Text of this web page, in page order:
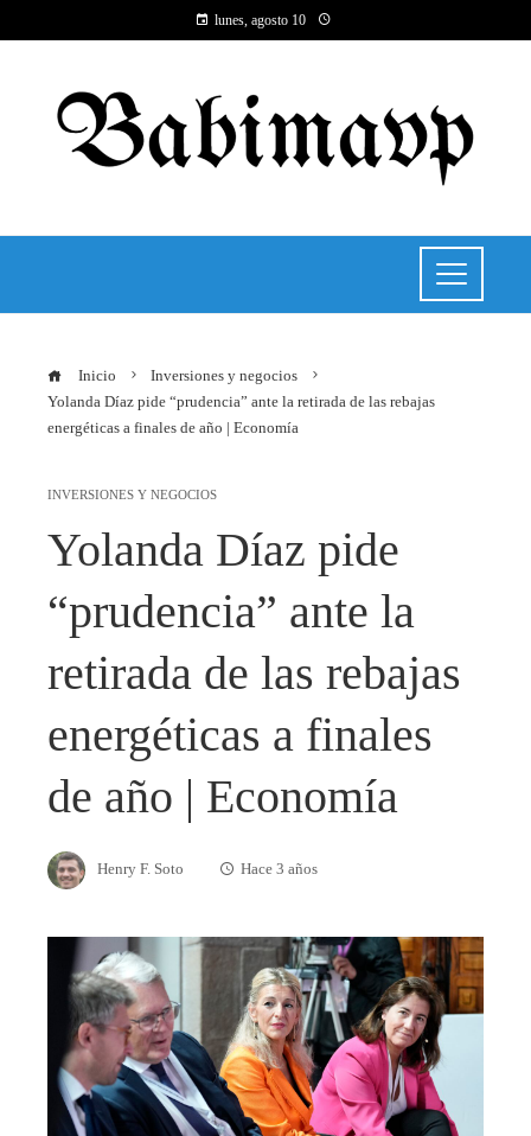
lunes, agosto 10
Inicio
Inversiones y negocios
Yolanda Díaz pide “prudencia” ante la retirada de las rebajas
energéticas a finales de año | Economía
INVERSIONES Y NEGOCIOS
Yolanda Díaz pide
“prudencia” ante la
retirada de las rebajas
energéticas a finales
de año | Economía
Henry F. Soto Hace 3 años